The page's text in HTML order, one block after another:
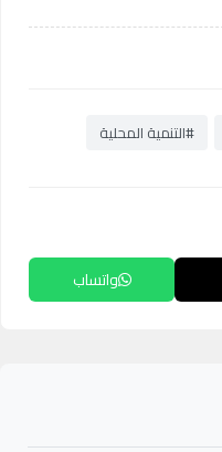
#التنمية المحلية
واتساب